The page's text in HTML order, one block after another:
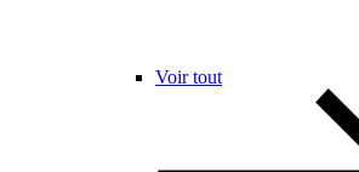
Voir tout